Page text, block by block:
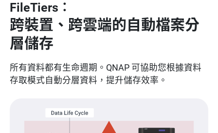
FileTiers：
跨裝置、跨雲端的自動檔案分
層儲存
所有資料都有生命週期。QNAP 可協助您根據資料
存取模式自動分層資料，提升儲存效率。